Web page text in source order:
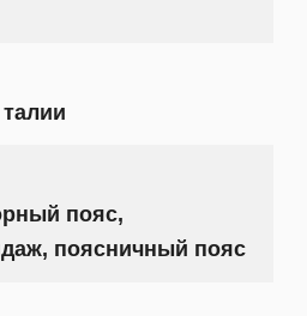
пояс,
поясничный пояс